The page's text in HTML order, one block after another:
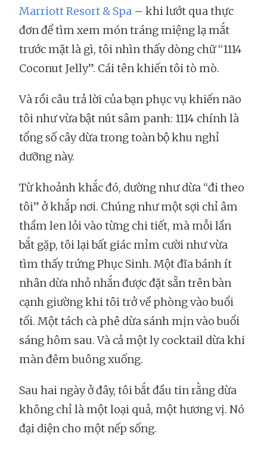
Marriott Resort & Spa – khi lướt qua thực
đơn để tìm xem món tráng miệng lạ mắt
trước mặt là gì, tôi nhìn thấy dòng chữ “1114
Coconut Jelly”. Cái tên khiến tôi tò mò.
Và rồi câu trả lời của bạn phục vụ khiến não
tôi như vừa bật nút sâm panh: 1114 chính là
tổng số cây dừa trong toàn bộ khu nghỉ
dưỡng này.
Từ khoảnh khắc đó, dường như dừa “đi theo
tôi” ở khắp nơi. Chúng như một sợi chỉ âm
thầm len lỏi vào từng chi tiết, mà mỗi lần
bắt gặp, tôi lại bất giác mỉm cười như vừa
tìm thấy trứng Phục Sinh. Một đĩa bánh ít
nhân dừa nhỏ nhắn được đặt sẵn trên bàn
cạnh giường khi tôi trở về phòng vào buổi
tối. Một tách cà phê dừa sánh mịn vào buổi
sáng hôm sau. Và cả một ly cocktail dừa khi
màn đêm buông xuống.
Sau hai ngày ở đây, tôi bắt đầu tin rằng dừa
không chỉ là một loại quả, một hương vị. Nó
đại diện cho một nếp sống.